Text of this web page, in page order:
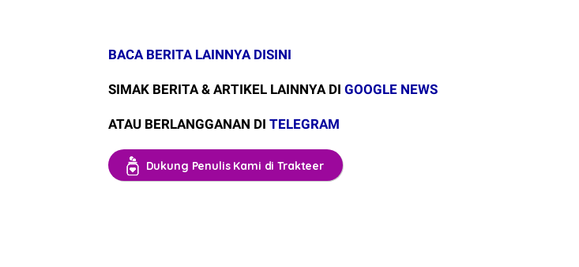
BACA BERITA LAINNYA DISINI
SIMAK BERITA & ARTIKEL LAINNYA DI GOOGLE NEWS
ATAU BERLANGGANAN DI TELEGRAM
Dukung Penulis Kami di Trakteer